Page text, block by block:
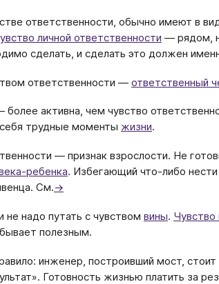
ответственности, обычно имеют в
личной ответственности ― рядом,
сделать, и сделать это должен
ответственности ― ответственный
активна, чем чувство
трудные моменты жизни.
― признак взрослости. Не
ребенка. Избегающий что-либо
См.→
не надо путать с чувством вины. Чувство
полезным.
инженер, построивший мост,
Готовность жизнью платить за